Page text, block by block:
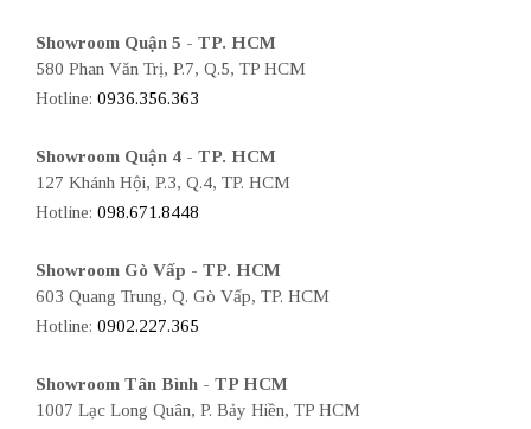
Showroom Quận 5 - TP. HCM
580 Phan Văn Trị, P.7, Q.5, TP HCM
Hotline: 0936.356.363
Showroom Quận 4 - TP. HCM
127 Khánh Hội, P.3, Q.4, TP. HCM
Hotline: 098.671.8448
Showroom Gò Vấp - TP. HCM
603 Quang Trung, Q. Gò Vấp, TP. HCM
Hotline: 0902.227.365
Showroom Tân Bình - TP HCM
1007 Lạc Long Quân, P. Bảy Hiền, TP HCM